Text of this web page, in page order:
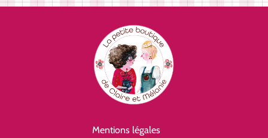
Mentions légales